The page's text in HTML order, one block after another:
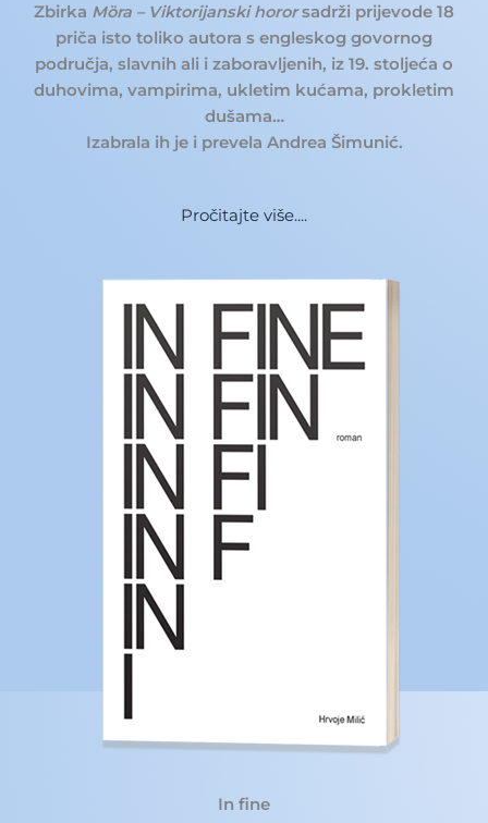
Zbirka Mȍra – Viktorijanski hororsadrži prijevode 18
priča isto toliko autora s engleskog govornog
područja, slavnih ali i zaboravljenih, iz 19. stoljeća o
duhovima, vampirima, ukletim kućama, prokletim
dušama…
Izabrala ih je i prevela Andrea Šimunić.
Pročitajte više....
In fine